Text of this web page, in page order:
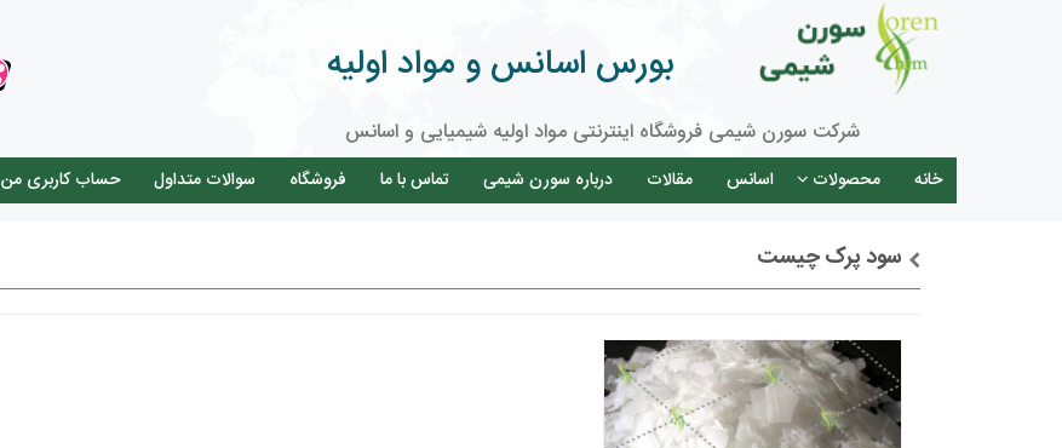
بورس اسانس و مواد اولیه
شرکت سورن شیمی فروشگاه اینترنتی مواد اولیه شیمیایی و اسانس
خانه محصولات اسانس مقالات درباره سورن شیمی تماس با ما فروشگاه سوالات متداول حساب کاربری من
سود پرک چیست